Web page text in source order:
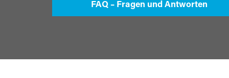
FAQ – Fragen und Antworten